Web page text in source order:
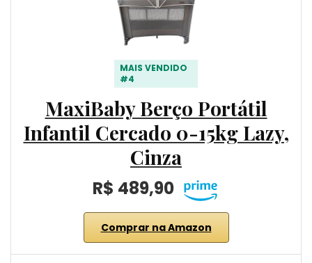
MAIS VENDIDO
#4
MaxiBaby Berço Portátil
Infantil Cercado 0-15kg Lazy,
Cinza
R$ 489,90
Comprar na Amazon